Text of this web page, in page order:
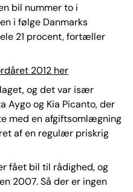
bil nummer to i
i følge Danmarks
21 procent, fortæller
2012 her
og det var især
Aygo og Kia Picanto, der
med en afgiftsomlægning
af en regulær priskrig
fået bil til rådighed, og
2007. Så der er ingen